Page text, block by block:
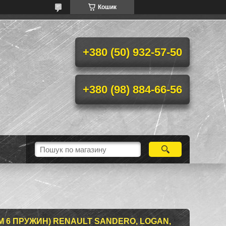
Кошик
+380 (50) 932-57-50
+380 (98) 884-66-56
ПРУЖИН) RENAULT SANDERO, LOGAN,